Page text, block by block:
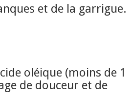
et de la garrigue.
oléique (moins de 1
de douceur et de